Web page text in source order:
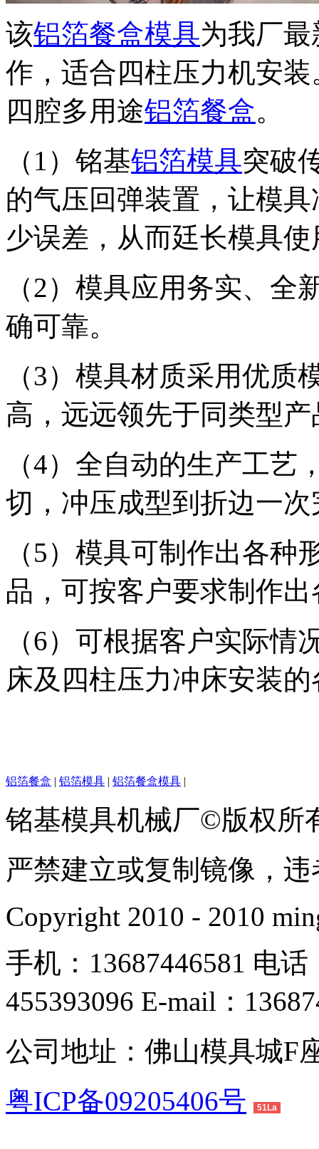
该铝箔餐盒模具为我厂
作，适合四柱压力机安
四腔多用途铝箔餐盒。
（1）铭基铝箔模具突破
的气压回弹装置，让模
少误差，从而廷长模具使
（2）模具应用务实、
确可靠。
（3）模具材质采用优
高，远远领先于同类型产
（4）全自动的生产工
切，冲压成型到折边一次
（5）模具可制作出各
品，可按客户要求制作
（6）可根据客户实际
床及四柱压力冲床安装
铝箔餐盒 | 铝箔模具 | 铝箔餐盒模具 |
铭基模具机械厂©版权所
严禁建立或复制镜像，
Copyright 2010 - 2010
手机：13687446581 电
455393096 E-mail：
公司地址：佛山模具城F
粤ICP备09205406号
51La